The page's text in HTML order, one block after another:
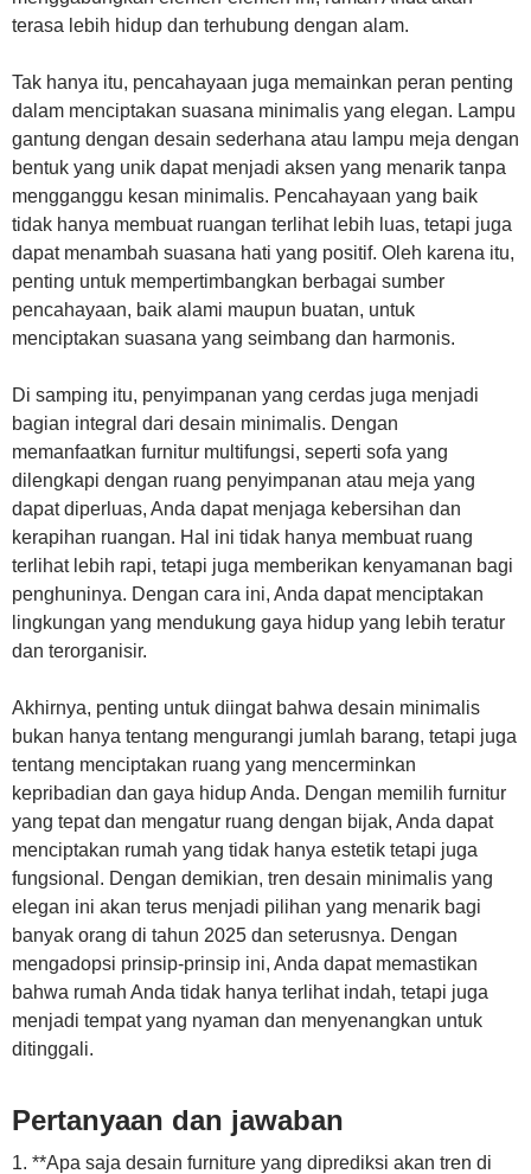
terasa lebih hidup dan terhubung dengan alam.
Tak hanya itu, pencahayaan juga memainkan peran penting
dalam menciptakan suasana minimalis yang elegan. Lampu
gantung dengan desain sederhana atau lampu meja dengan
bentuk yang unik dapat menjadi aksen yang menarik tanpa
mengganggu kesan minimalis. Pencahayaan yang baik
tidak hanya membuat ruangan terlihat lebih luas, tetapi juga
dapat menambah suasana hati yang positif. Oleh karena itu,
penting untuk mempertimbangkan berbagai sumber
pencahayaan, baik alami maupun buatan, untuk
menciptakan suasana yang seimbang dan harmonis.
Di samping itu, penyimpanan yang cerdas juga menjadi
bagian integral dari desain minimalis. Dengan
memanfaatkan furnitur multifungsi, seperti sofa yang
dilengkapi dengan ruang penyimpanan atau meja yang
dapat diperluas, Anda dapat menjaga kebersihan dan
kerapihan ruangan. Hal ini tidak hanya membuat ruang
terlihat lebih rapi, tetapi juga memberikan kenyamanan bagi
penghuninya. Dengan cara ini, Anda dapat menciptakan
lingkungan yang mendukung gaya hidup yang lebih teratur
dan terorganisir.
Akhirnya, penting untuk diingat bahwa desain minimalis
bukan hanya tentang mengurangi jumlah barang, tetapi juga
tentang menciptakan ruang yang mencerminkan
kepribadian dan gaya hidup Anda. Dengan memilih furnitur
yang tepat dan mengatur ruang dengan bijak, Anda dapat
menciptakan rumah yang tidak hanya estetik tetapi juga
fungsional. Dengan demikian, tren desain minimalis yang
elegan ini akan terus menjadi pilihan yang menarik bagi
banyak orang di tahun 2025 dan seterusnya. Dengan
mengadopsi prinsip-prinsip ini, Anda dapat memastikan
bahwa rumah Anda tidak hanya terlihat indah, tetapi juga
menjadi tempat yang nyaman dan menyenangkan untuk
ditinggali.
Pertanyaan dan jawaban
1. **Apa saja desain furniture yang diprediksi akan tren di